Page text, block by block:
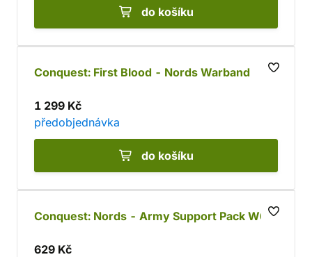
do košíku
Conquest: First Blood - Nords Warband
1 299 Kč
předobjednávka
do košíku
Conquest: Nords - Army Support Pack W6
629 Kč